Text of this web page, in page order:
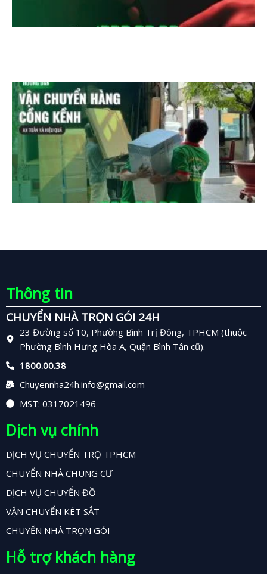
Thông tin
CHUYỂN NHÀ TRỌN GÓI 24H
23 Đường số 10, Phường Bình Trị Đông, TPHCM (thuộc
Phường Bình Hưng Hòa A, Quận Bình Tân cũ).
1800.00.38
Chuyennha24h.info@gmail.com
MST: 0317021496
Dịch vụ chính
DỊCH VỤ CHUYỂN TRỌ TPHCM
CHUYỂN NHÀ CHUNG CƯ
DỊCH VỤ CHUYỂN ĐỒ
VẬN CHUYỂN KÉT SẮT
CHUYỂN NHÀ TRỌN GÓI
Hỗ trợ khách hàng